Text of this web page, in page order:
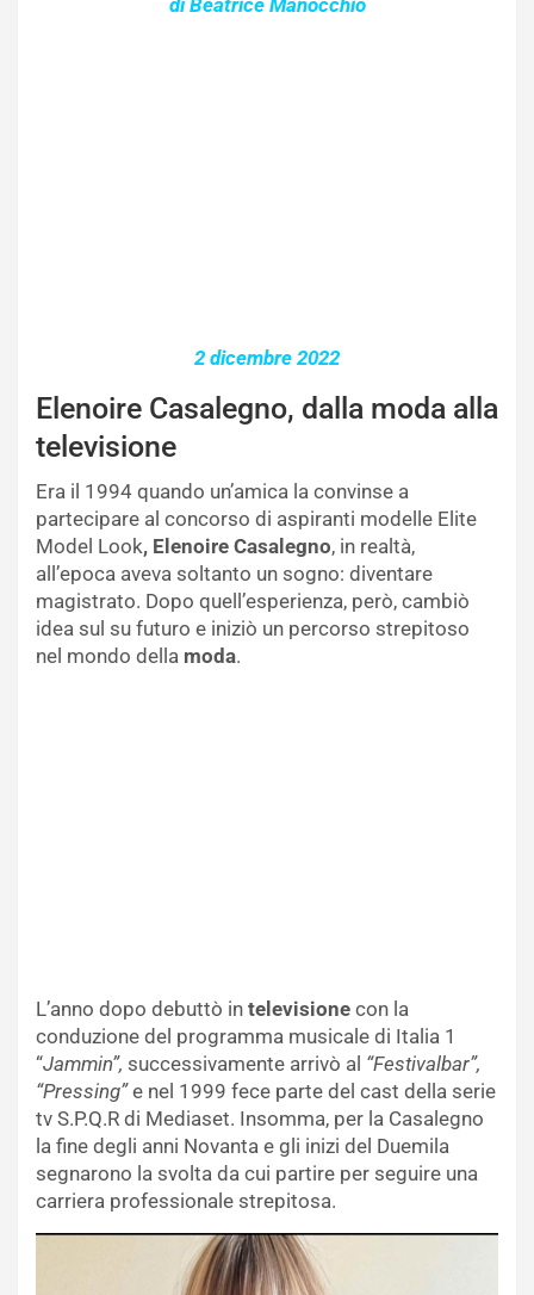
2 dicembre 2022
Elenoire Casalegno, dalla moda alla
televisione
Era il 1994 quando un’amica la convinse a
partecipare al concorso di aspiranti modelle Elite
Model Look, Elenoire Casalegno, in realtà,
all’epoca aveva soltanto un sogno: diventare
magistrato. Dopo quell’esperienza, però, cambiò
idea sul su futuro e iniziò un percorso strepitoso
nel mondo della moda.
L’anno dopo debuttò in televisione con la
conduzione del programma musicale di Italia 1
“Jammin”, successivamente arrivò al “Festivalbar”,
“Pressing”e nel 1999 fece parte del cast della serie
tv S.P.Q.R di Mediaset. Insomma, per la Casalegno
la fine degli anni Novanta e gli inizi del Duemila
segnarono la svolta da cui partire per seguire una
carriera professionale strepitosa.